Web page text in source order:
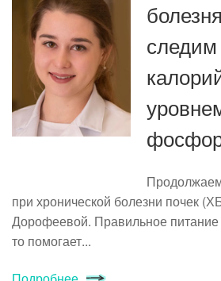
следим
при хронической болезни почек
Дорофеевой. Правильное питание
то помогает...